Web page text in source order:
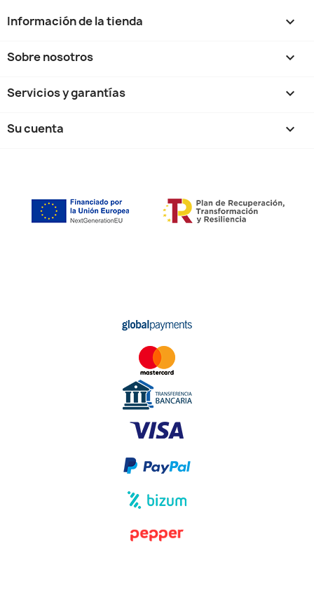
Información de la tienda keyboard_arrow_down
Sobre nosotros 
Servicios y garantías 
Su cuenta 